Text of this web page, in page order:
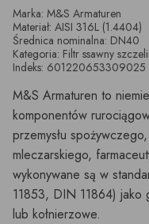
Marka: M&S Armaturen
Materiał: AISI 316L (1.4404)
Średnica nominalna: DN40
Kategoria: Filtr ssawny
Indeks: 601220653309025
M&S Armaturen to
komponentów
przemysłu
mleczarskiego,
wykonywane są w
11853, DIN 11864) jako
lub kołnierzowe.